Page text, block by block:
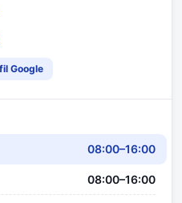
Google
08:00–16:00
08:00–16:00